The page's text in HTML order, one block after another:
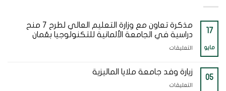
17
مايو
مذكرة تعاون مع وزارة التعليم العالي لطرح 7 منح
دراسية في الجامعة الألمانية للتكنولوجيا بعُمان
التعليقاتعلى
تعاون
05
زيارة وفد جامعة ملايا الماليزية
التعليقاتعلى